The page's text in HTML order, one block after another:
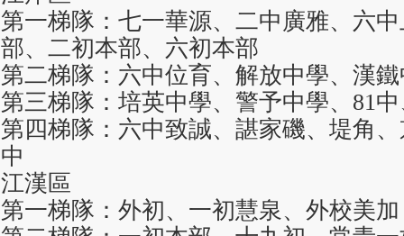
第一梯隊：七一華源、二中廣雅、六
部、二初本部、六初本部
第二梯隊：六中位育、解放中學、漢
第三梯隊：培英中學、警予中學、81
第四梯隊：六中致誠、諶家磯、堤角
中
江漢區
第一梯隊：外初、一初慧泉、外校美